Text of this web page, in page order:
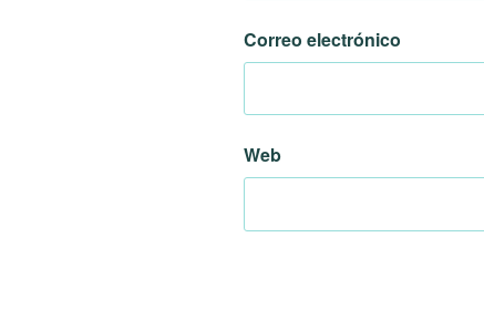
Correo electrónico
Web